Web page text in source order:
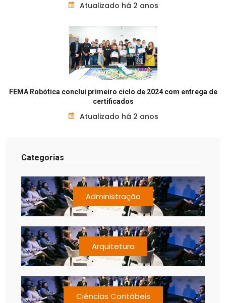
Atualizado há 2 anos
FEMA Robótica conclui primeiro ciclo de 2024 com entrega de
certificados
Atualizado há 2 anos
Categorias
Administração
Arquitetura
Ciências Contábeis